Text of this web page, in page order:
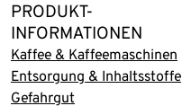
PRODUKT-
INFORMATIONEN
Kaffee & Kaffeemaschinen
Entsorgung & Inhaltsstoffe
Gefahrgut